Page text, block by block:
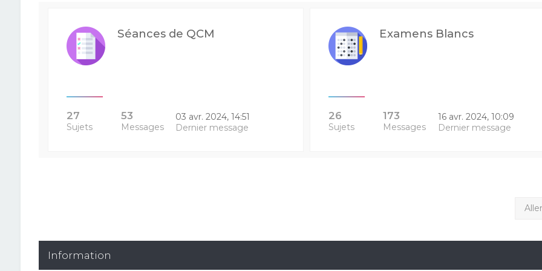
Séances de QCM
27
Sujets
53
Messages
03 avr. 2024, 14:51
Dernier message
Examens Blancs
26
Sujets
173
Messages
16 avr. 2024, 10:09
Dernier message
Information